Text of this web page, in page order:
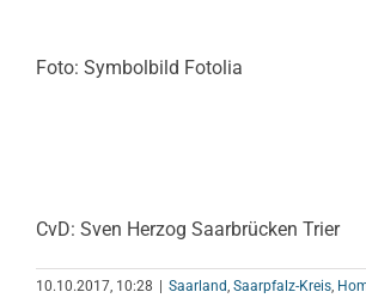
Foto: Symbolbild Fotolia
CvD: Sven Herzog Saarbrücken Trier
10.10.2017, 10:28 | Saarland Saarpfalz-Kreis